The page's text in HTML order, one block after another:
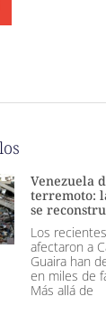
Venezuela
terremoto:
se
Los
afectaron a
Guaira han
en miles de
Más allá de